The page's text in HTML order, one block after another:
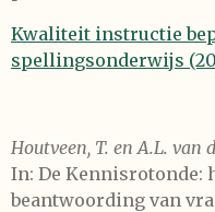
Kwaliteit instructie
spellingsonderwijs
Houtveen, T. en A.L. van
In: De Kennisrotonde:
beantwoording van